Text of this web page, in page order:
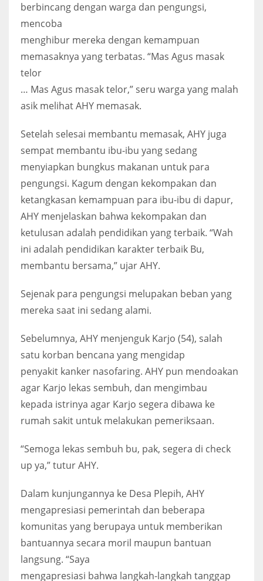
berbincang dengan warga dan pengungsi,
mencoba
menghibur mereka dengan kemampuan
memasaknya yang terbatas. “Mas Agus masak
telor
… Mas Agus masak telor,” seru warga yang malah
asik melihat AHY memasak.
Setelah selesai membantu memasak, AHY juga
sempat membantu ibu-ibu yang sedang
menyiapkan bungkus makanan untuk para
pengungsi. Kagum dengan kekompakan dan
ketangkasan kemampuan para ibu-ibu di dapur,
AHY menjelaskan bahwa kekompakan dan
ketulusan adalah pendidikan yang terbaik. “Wah
ini adalah pendidikan karakter terbaik Bu,
membantu bersama,” ujar AHY.
Sejenak para pengungsi melupakan beban yang
mereka saat ini sedang alami.
Sebelumnya, AHY menjenguk Karjo (54), salah
satu korban bencana yang mengidap
penyakit kanker nasofaring. AHY pun mendoakan
agar Karjo lekas sembuh, dan mengimbau
kepada istrinya agar Karjo segera dibawa ke
rumah sakit untuk melakukan pemeriksaan.
“Semoga lekas sembuh bu, pak, segera di check
up ya,” tutur AHY.
Dalam kunjungannya ke Desa Plepih, AHY
mengapresiasi pemerintah dan beberapa
komunitas yang berupaya untuk memberikan
bantuannya secara moril maupun bantuan
langsung. “Saya
mengapresiasi bahwa langkah-langkah tanggap